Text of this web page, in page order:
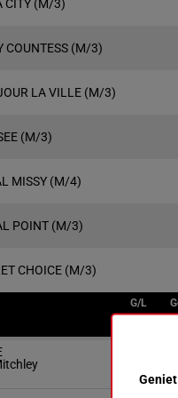
CITY (M/3)
COUNTESS (M/3)
LA VILLE (M/3)
(M/3)
MISSY (M/4)
POINT (M/3)
CHOICE (M/3)
G/L